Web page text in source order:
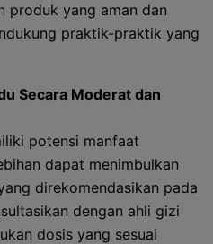
produk yang aman dan
praktik-praktik yang
Secara Moderat dan
potensi manfaat
dapat menimbulkan
direkomendasikan pada
dengan ahli gizi
dosis yang sesuai